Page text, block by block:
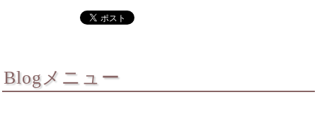
Blogメニュー